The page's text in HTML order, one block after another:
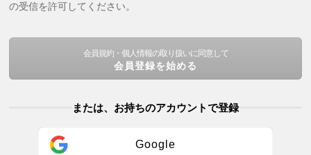
の受信を許可してください。
会員規約・個人情報の取り扱いに同意して
会員登録を始める
または、お持ちのアカウントで登録
Google